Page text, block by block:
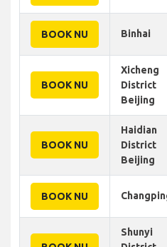
BOOK NU Binhai
BOOK NU
Xicheng
District
Beijing
BOOK NU
Haidian
District
Beijing
BOOK NU
Shunyi